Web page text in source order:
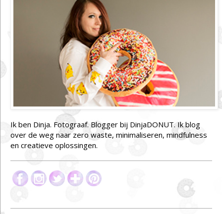
Ik ben Dinja. Fotograaf. Blogger bij DinjaDONUT. Ik blog
over de weg naar zero waste, minimaliseren, mindfulness
en creatieve oplossingen.